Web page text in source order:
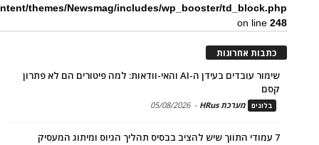
themes/Newsmag/includes/wp_booster/td_block.php
on line248
כתבות אחרונות
שימור עובדים בעידן ה-AI והאי-וודאות: למה פיטורים הם לא פתרון
קסם
בלוגים מערכת HRus -
05/08/2026
7 עמודי התווך שיש להציב בבסיס תהליך הגיוס ומיתוג המעסיק